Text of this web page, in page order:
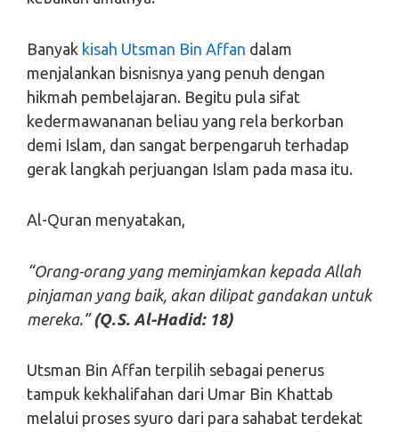
Banyak kisah Utsman Bin Affan dalam
menjalankan bisnisnya yang penuh dengan
hikmah pembelajaran. Begitu pula sifat
kedermawananan beliau yang rela berkorban
demi Islam, dan sangat berpengaruh terhadap
gerak langkah perjuangan Islam pada masa itu.
Al-Quran menyatakan,
“Orang-orang yang meminjamkan kepada Allah
pinjaman yang baik, akan dilipat gandakan untuk
mereka.”(Q.S. Al-Hadid: 18)
Utsman Bin Affan terpilih sebagai penerus
tampuk kekhalifahan dari Umar Bin Khattab
melalui proses syuro dari para sahabat terdekat